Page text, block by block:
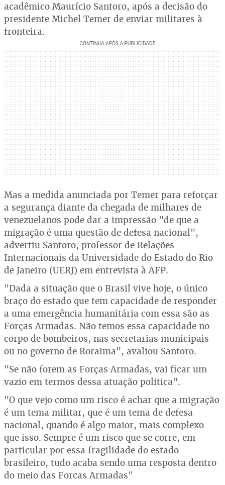
acadêmico Maurício Santoro, após a decisão do
presidente Michel Temer de enviar militares à
fronteira.
Mas a medida anunciada por Temer para reforçar
a segurança diante da chegada de milhares de
venezuelanos pode dar a impressão "de que a
migração é uma questão de defesa nacional",
advertiu Santoro, professor de Relações
Internacionais da Universidade do Estado do Rio
de Janeiro (UERJ) em entrevista à AFP.
"Dada a situação que o Brasil vive hoje, o único
braço do estado que tem capacidade de responder
a uma emergência humanitária com essa são as
Forças Armadas. Não temos essa capacidade no
corpo de bombeiros, nas secretarias municipais
ou no governo de Roraima", avaliou Santoro.
"Se não forem as Forças Armadas, vai ficar um
vazio em termos dessa atuação politica".
"O que vejo como um risco é achar que a migração
é um tema militar, que é um tema de defesa
nacional, quando é algo maior, mais complexo
que isso. Sempre é um risco que se corre, em
particular por essa fragilidade do estado
brasileiro, tudo acaba sendo uma resposta dentro
do meio das Forcas Armadas"